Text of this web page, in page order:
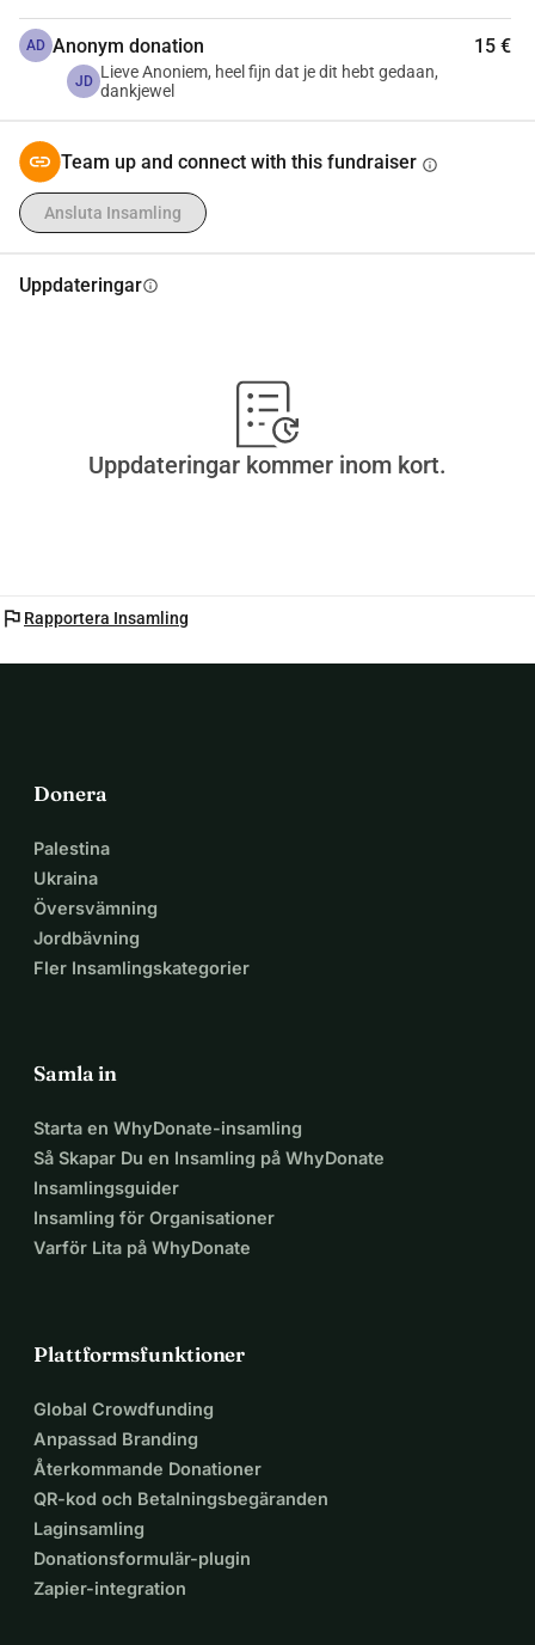
AD Anonym donation 15 €
JD Lieve Anoniem, heel fijn dat je dit hebt gedaan,
dankjewel
Team up and connect with this fundraiser info
Ansluta Insamling
Uppdateringarinfo
Uppdateringar kommer inom kort.
flag Rapportera Insamling
Donera
Palestina
Ukraina
Översvämning
Jordbävning
Fler Insamlingskategorier
Samla in
Starta en WhyDonate-insamling
Så Skapar Du en Insamling på WhyDonate
Insamlingsguider
Insamling för Organisationer
Varför Lita på WhyDonate
Plattformsfunktioner
Global Crowdfunding
Anpassad Branding
Återkommande Donationer
QR-kod och Betalningsbegäranden
Laginsamling
Donationsformulär-plugin
Zapier-integration